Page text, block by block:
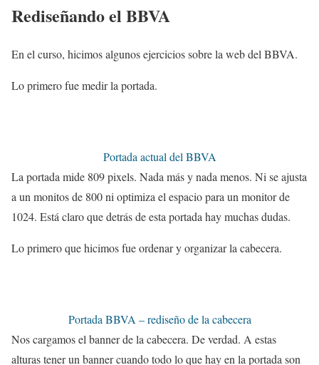
Rediseñando el BBVA
En el curso, hicimos algunos ejercicios sobre la web del BBVA.
Lo primero fue medir la portada.
Portada actual del BBVA
La portada mide 809 pixels. Nada más y nada menos. Ni se ajusta
a un monitos de 800 ni optimiza el espacio para un monitor de
1024. Está claro que detrás de esta portada hay muchas dudas.
Lo primero que hicimos fue ordenar y organizar la cabecera.
Portada BBVA – rediseño de la cabecera
Nos cargamos el banner de la cabecera. De verdad. A estas
alturas tener un banner cuando todo lo que hay en la portada son